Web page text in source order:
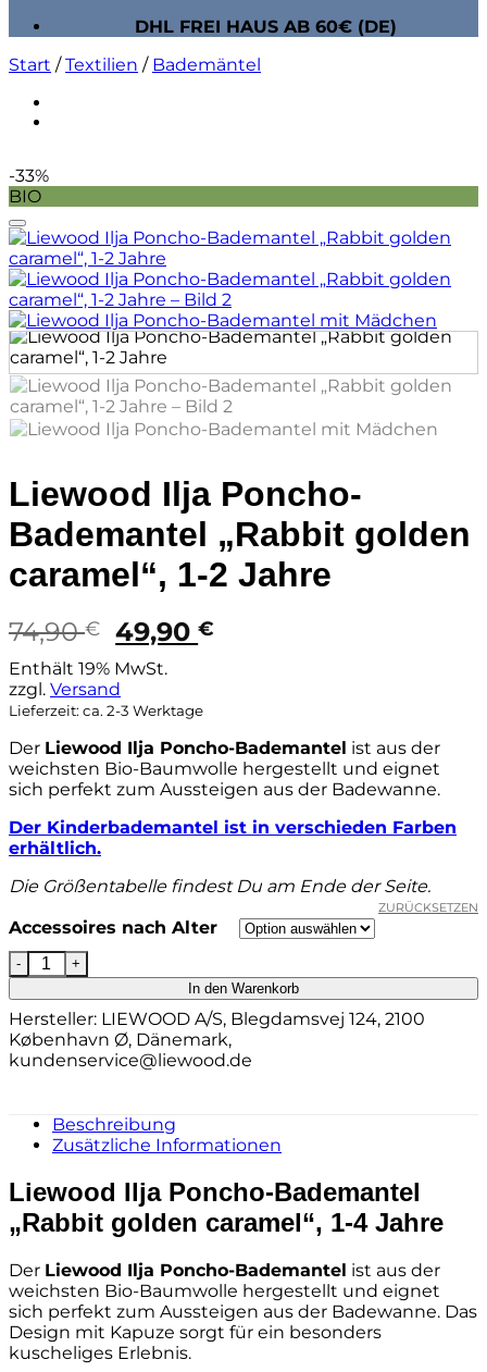
DHL FREI HAUS AB 60€ (DE)
Start / Textilien / Bademäntel
-33%
BIO
Auf die Wunschliste
Liewood Ilja Poncho-
Bademantel „Rabbit golden
caramel“, 1-2 Jahre
74,90€
Ursprünglicher
Preis
war:
74,90 €
49,90€
Enthält 19% MwSt.
zzgl. Versand
Lieferzeit: ca. 2-3 Werktage
Der Liewood Ilja Poncho-Bademantel ist aus der
weichsten Bio-Baumwolle hergestellt und eignet
sich perfekt zum Aussteigen aus der Badewanne.
Der Kinderbademantel ist in verschieden Farben
erhältlich.
Die Größentabelle findest Du am Ende der Seite.
Accessoires nach Alter
ZURÜCKSETZEN
Liewood Ilja Poncho-Bademantel „Rabbit golden
In den Warenkorb
Hersteller: LIEWOOD A/S, Blegdamsvej 124, 2100
København Ø, Dänemark,
kundenservice@liewood.de
Beschreibung
Zusätzliche Informationen
Liewood Ilja Poncho-Bademantel
„Rabbit golden caramel“, 1-4 Jahre
Der Liewood Ilja Poncho-Bademantel ist aus der
weichsten Bio-Baumwolle hergestellt und eignet
sich perfekt zum Aussteigen aus der Badewanne. Das
Design mit Kapuze sorgt für ein besonders
kuscheliges Erlebnis.